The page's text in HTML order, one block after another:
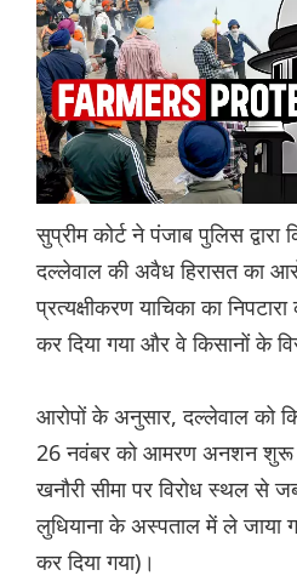
सुप्रीम कोर्ट ने पंजाब पुलिस
दल्लेवाल की अवैध हिरासत का
प्रत्यक्षीकरण याचिका का
कर दिया गया और वे किसानों के
आरोपों के अनुसार, दल्लेवाल को
26 नवंबर को आमरण अनशन शुरू
खनौरी सीमा पर विरोध स्थल से
लुधियाना के अस्पताल में ले जाया
कर दिया गया)।